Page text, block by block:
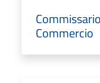
Commercio